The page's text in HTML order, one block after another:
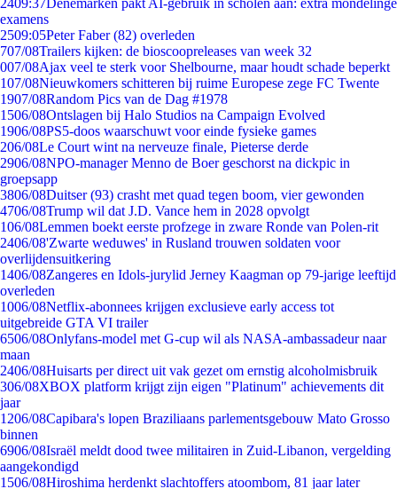
2409:37Denemarken pakt AI-gebruik in scholen aan: extra mondelinge
examens
2509:05Peter Faber (82) overleden
707/08Trailers kijken: de bioscoopreleases van week 32
007/08Ajax veel te sterk voor Shelbourne, maar houdt schade beperkt
107/08Nieuwkomers schitteren bij ruime Europese zege FC Twente
1907/08Random Pics van de Dag #1978
1506/08Ontslagen bij Halo Studios na Campaign Evolved
1906/08PS5-doos waarschuwt voor einde fysieke games
206/08Le Court wint na nerveuze finale, Pieterse derde
2906/08NPO-manager Menno de Boer geschorst na dickpic in
groepsapp
3806/08Duitser (93) crasht met quad tegen boom, vier gewonden
4706/08Trump wil dat J.D. Vance hem in 2028 opvolgt
106/08Lemmen boekt eerste profzege in zware Ronde van Polen-rit
2406/08'Zwarte weduwes' in Rusland trouwen soldaten voor
overlijdensuitkering
1406/08Zangeres en Idols-jurylid Jerney Kaagman op 79-jarige leeftijd
overleden
1006/08Netflix-abonnees krijgen exclusieve early access tot
uitgebreide GTA VI trailer
6506/08Onlyfans-model met G-cup wil als NASA-ambassadeur naar
maan
2406/08Huisarts per direct uit vak gezet om ernstig alcoholmisbruik
306/08XBOX platform krijgt zijn eigen "Platinum" achievements dit
jaar
1206/08Capibara's lopen Braziliaans parlementsgebouw Mato Grosso
binnen
6906/08Israël meldt dood twee militairen in Zuid-Libanon, vergelding
aangekondigd
1506/08Hiroshima herdenkt slachtoffers atoombom, 81 jaar later